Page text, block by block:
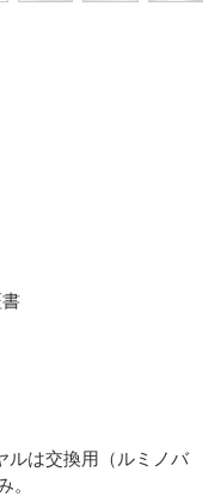
ルは交換用（ルミノバ
。